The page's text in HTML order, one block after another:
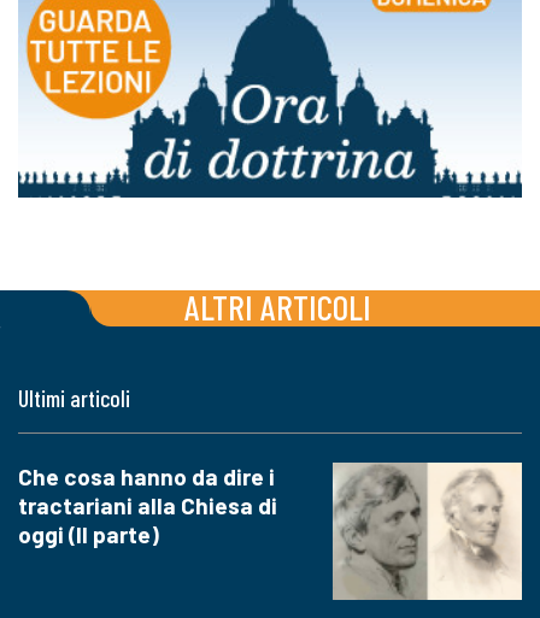
ALTRI ARTICOLI
Ultimi articoli
Che cosa hanno da dire i
tractariani alla Chiesa di
oggi (II parte)